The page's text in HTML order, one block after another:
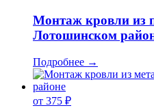
Монтаж кровли из
Лотошинском
Подробнее →
от 375 ₽